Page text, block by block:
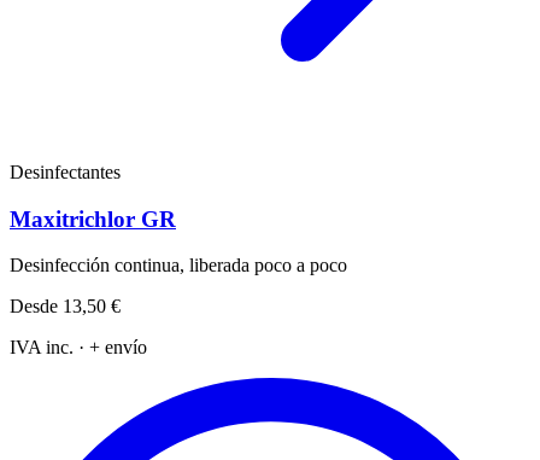
Desinfectantes
Maxitrichlor GR
Desinfección continua, liberada poco a poco
Desde 13,50 €
IVA inc. · + envío